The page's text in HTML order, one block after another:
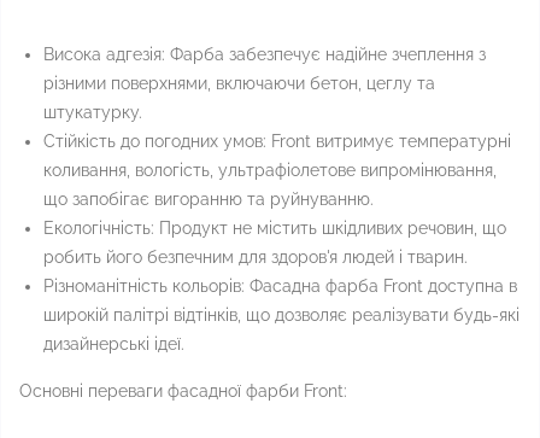
Висока адгезія: Фарба забезпечує надійне зчеплення з
різними поверхнями, включаючи бетон, цеглу та
штукатурку.
Стійкість до погодних умов: Front витримує температурні
коливання, вологість, ультрафіолетове випромінювання,
що запобігає вигоранню та руйнуванню.
Екологічність: Продукт не містить шкідливих речовин, що
робить його безпечним для здоров'я людей і тварин.
Різноманітність кольорів: Фасадна фарба Front доступна в
широкій палітрі відтінків, що дозволяє реалізувати будь-які
дизайнерські ідеї.
Основні переваги фасадної фарби Front: